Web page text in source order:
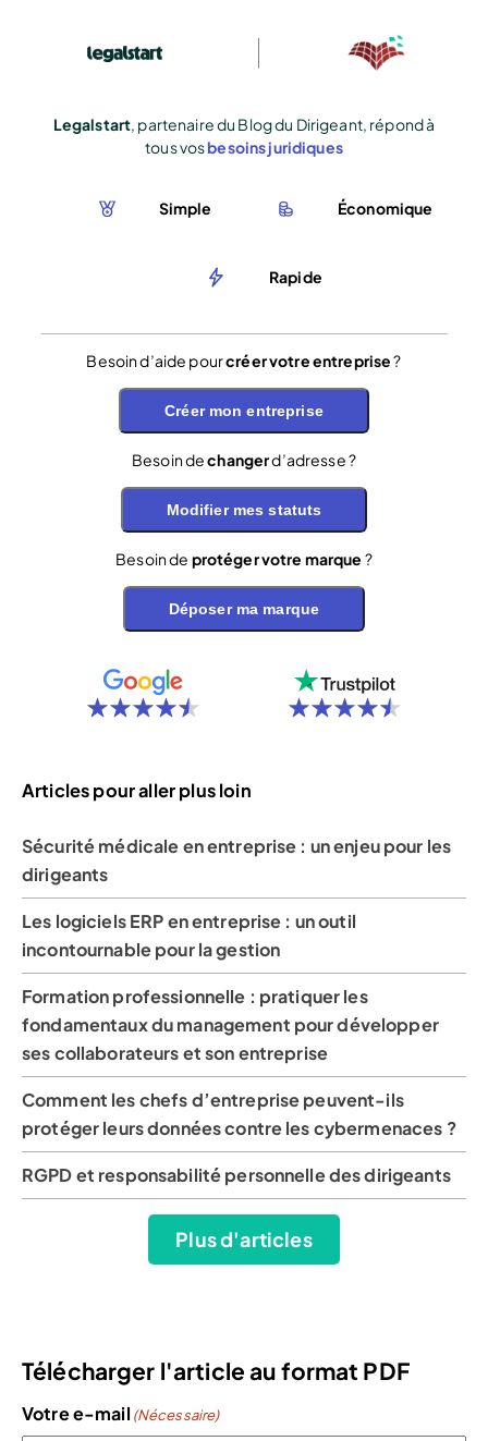
Legalstart, partenaire du Blog du Dirigeant, répond à
tous vosbesoins juridiques
Simple Économique
Rapide
Besoin d’aide pourcréer votre entreprise?
Créer mon entreprise
Besoin dechangerd’adresse ?
Modifier mes statuts
Besoin de protéger votre marque ?
Déposer ma marque
Articles pour aller plus loin
Sécurité médicale en entreprise : un enjeu pour les
dirigeants
Les logiciels ERP en entreprise : un outil
incontournable pour la gestion
Formation professionnelle : pratiquer les
fondamentaux du management pour développer
ses collaborateurs et son entreprise
Comment les chefs d’entreprise peuvent-ils
protéger leurs données contre les cybermenaces ?
RGPD et responsabilité personnelle des dirigeants
Plus d'articles
Télécharger l'article au format PDF
Votre e-mail (Nécessaire)